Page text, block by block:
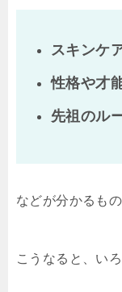
スキンケ
性格や才
先祖のル
などが分かるも
こうなると、い